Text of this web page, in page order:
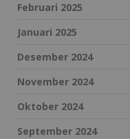
Februari 2025
Januari 2025
Desember 2024
November 2024
Oktober 2024
September 2024